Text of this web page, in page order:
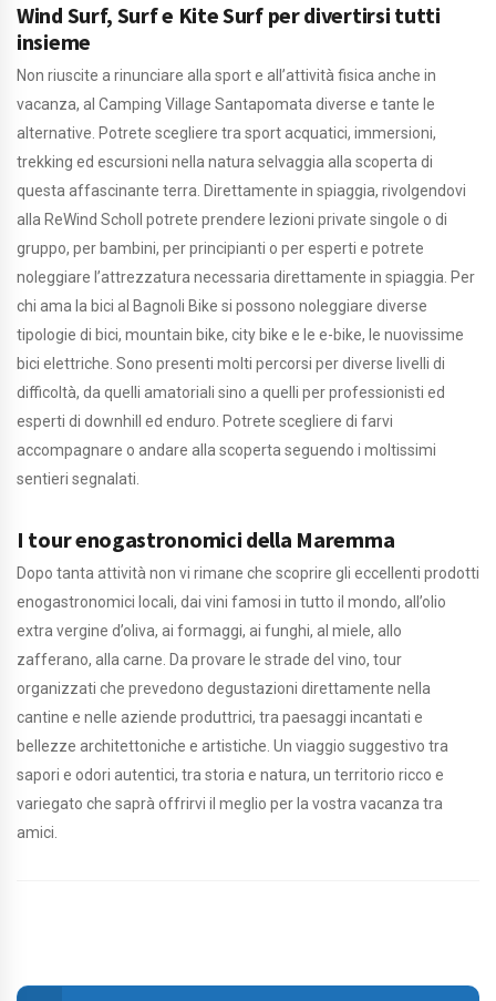
Wind Surf, Surf e Kite Surf per divertirsi tutti
insieme
Non riuscite a rinunciare alla sport e all’attività fisica anche in
vacanza, al Camping Village Santapomata diverse e tante le
alternative. Potrete scegliere tra sport acquatici, immersioni,
trekking ed escursioni nella natura selvaggia alla scoperta di
questa affascinante terra. Direttamente in spiaggia, rivolgendovi
alla ReWind Scholl potrete prendere lezioni private singole o di
gruppo, per bambini, per principianti o per esperti e potrete
noleggiare l’attrezzatura necessaria direttamente in spiaggia. Per
chi ama la bici al Bagnoli Bike si possono noleggiare diverse
tipologie di bici, mountain bike, city bike e le e-bike, le nuovissime
bici elettriche. Sono presenti molti percorsi per diverse livelli di
difficoltà, da quelli amatoriali sino a quelli per professionisti ed
esperti di downhill ed enduro. Potrete scegliere di farvi
accompagnare o andare alla scoperta seguendo i moltissimi
sentieri segnalati.
I tour enogastronomici della Maremma
Dopo tanta attività non vi rimane che scoprire gli eccellenti prodotti
enogastronomici locali, dai vini famosi in tutto il mondo, all’olio
extra vergine d’oliva, ai formaggi, ai funghi, al miele, allo
zafferano, alla carne. Da provare le strade del vino, tour
organizzati che prevedono degustazioni direttamente nella
cantine e nelle aziende produttrici, tra paesaggi incantati e
bellezze architettoniche e artistiche. Un viaggio suggestivo tra
sapori e odori autentici, tra storia e natura, un territorio ricco e
variegato che saprà offrirvi il meglio per la vostra vacanza tra
amici.